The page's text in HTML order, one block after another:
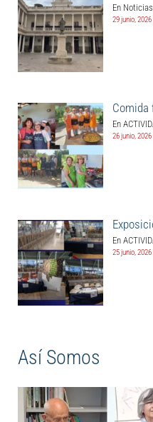
En
29 junio, 2026
Comida
En
26 junio, 2026
En
25 junio, 2026
Así Somos